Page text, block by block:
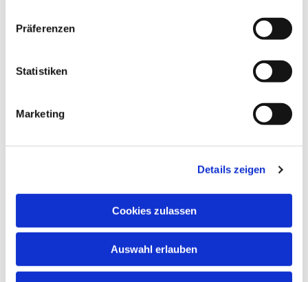
Präferenzen
Statistiken
Marketing
Details zeigen
Cookies zulassen
Auswahl erlauben